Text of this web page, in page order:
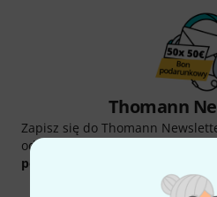
Thomann
Zapisz się do Thomann
odrobinie szczęścia możesz
podarunkowych
Oferty